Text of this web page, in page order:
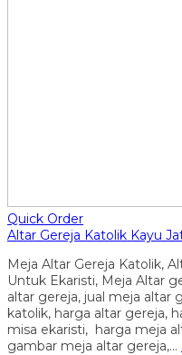
Quick Order
Altar Gereja Katolik Kayu
Meja Altar Gereja Katolik,
Untuk Ekaristi, Meja Altar
altar gereja, jual meja altar
katolik, harga altar gereja,
misa ekaristi, harga meja
gambar meja altar gereja,…